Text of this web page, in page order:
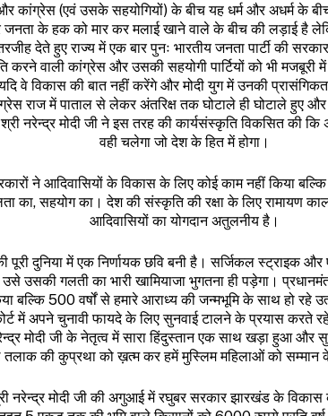
और कांग्रेस (एवं उसके सहयोगियों) के बीच यह धर्म और अधर्म के
के हक को मार कर मलाई खाने वाले के बीच की लड़ाई है
देते हुए राज्य में एक बार पुनः भारतीय जनता पार्टी की
वाली कांग्रेस और उसकी सहयोगी पार्टियों को भी मजबूरी
वे विकास की बात नहीं करेंगे और मोदी युग में उनकी
राज में पाताल से लेकर अंतरिक्ष तक घोटाले ही घोटाले हुए
नरेन्द्र मोदी जी ने इस तरह की कार्यसंस्कृति विकसित की
वही चलेगा जो देश के हित में होगा।
ने आदिवासियों के विकास के लिए कोई काम नहीं किया
का, सहयोग का। देश की संस्कृति की रक्षा के लिए
आदिवासियों का योगदान अतुलनीय है।
पूरी दुनिया में एक निर्णायक छवि बनी है। सर्जिकल स्ट्राइक
उसकी गलती का भारी खामियाजा भुगतना ही पड़ेगा।
बल्कि 500 वर्षों से हमारे आराध्य की जन्मभूमि के साथ हो रहे
में अपने चुनावी फायदे के लिए सुनवाई टालने के प्रयास करते
मोदी जी के नेतृत्व में सारा हिंदुस्तान एक साथ खड़ा हुआ और
की कुप्रथा को ख़त्म कर हमें मुस्लिम महिलाओं को सम्मान
नरेन्द्र मोदी जी की अगुआई में रघुबर सरकार झारखंड के